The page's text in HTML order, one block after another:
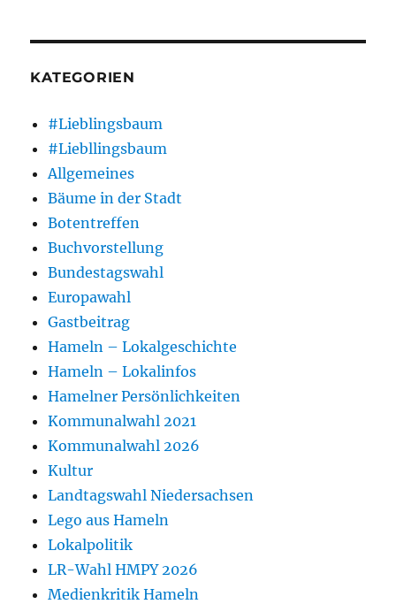
KATEGORIEN
#Lieblingsbaum
#Liebllingsbaum
Allgemeines
Bäume in der Stadt
Botentreffen
Buchvorstellung
Bundestagswahl
Europawahl
Gastbeitrag
Hameln – Lokalgeschichte
Hameln – Lokalinfos
Hamelner Persönlichkeiten
Kommunalwahl 2021
Kommunalwahl 2026
Kultur
Landtagswahl Niedersachsen
Lego aus Hameln
Lokalpolitik
LR-Wahl HMPY 2026
Medienkritik Hameln